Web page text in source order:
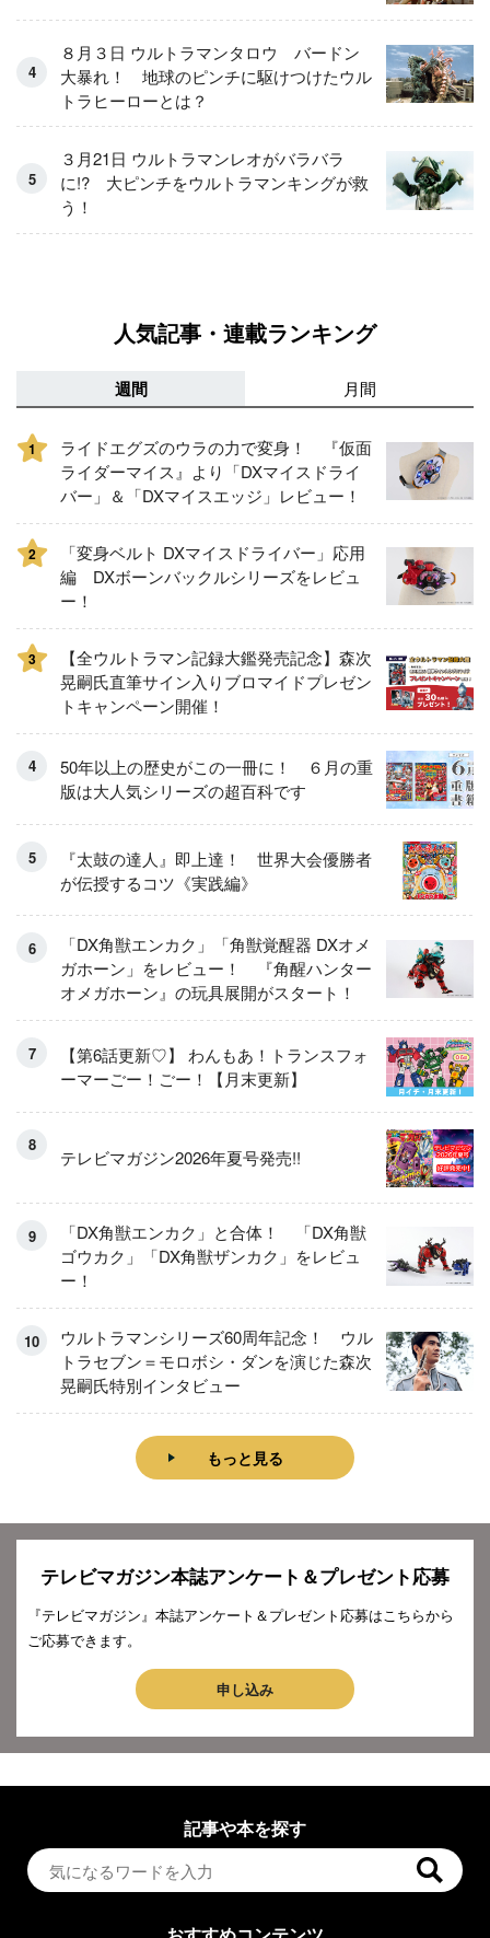
８月３日 ウルトラマンタロウ バードン
大暴れ！ 地球のピンチに駆けつけたウル
トラヒーローとは？
３月21日 ウルトラマンレオがバラバラ
に!? 大ピンチをウルトラマンキングが救
う！
人気記事・連載ランキング
週間 月間
1
ライドエグズのウラの力で変身！ 『仮面
ライダーマイス』より「DXマイスドライ
バー」＆「DXマイスエッジ」レビュー！
2
「変身ベルト DXマイスドライバー」応用
編 DXボーンバックルシリーズをレビュ
ー！
3
【全ウルトラマン記録大鑑発売記念】森次
晃嗣氏直筆サイン入りブロマイドプレゼン
トキャンペーン開催！
50年以上の歴史がこの一冊に！ ６月の重
版は大人気シリーズの超百科です
『太鼓の達人』即上達！ 世界大会優勝者
が伝授するコツ《実践編》
「DX角獣エンカク」「角獣覚醒器 DXオメ
ガホーン」をレビュー！ 『角醒ハンター
オメガホーン』の玩具展開がスタート！
【第6話更新♡】 わんもあ！トランスフォ
ーマーごー！ごー！【月末更新】
テレビマガジン2026年夏号発売!!
「DX角獣エンカク」と合体！ 「DX角獣
ゴウカク」「DX角獣ザンカク」をレビュ
ー！
ウルトラマンシリーズ60周年記念！ ウル
トラセブン＝モロボシ・ダンを演じた森次
晃嗣氏特別インタビュー
もっと見る
テレビマガジン本誌アンケート＆プレゼント応募
『テレビマガジン』本誌アンケート＆プレゼント応募はこちらから
ご応募できます。
申し込み
記事や本を探す